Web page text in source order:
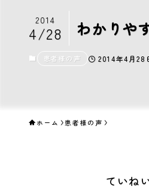
わかりや
2014
4/28
患者様の声 2014年4月28
ホーム 患者様の声
ていね